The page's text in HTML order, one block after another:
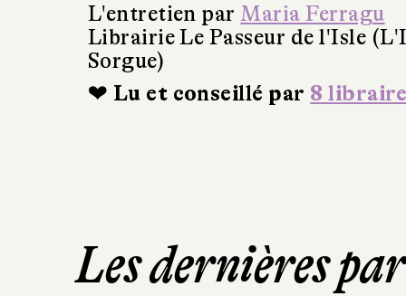
L'entretien par Maria Ferragu
Librairie Le Passeur de l'Isle
Sorgue)
❤ Lu et conseillé par 8
Les dernières